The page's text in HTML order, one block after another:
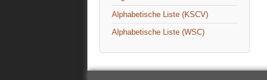
Alphabetische Liste (KSCV)
Alphabetische Liste (WSC)